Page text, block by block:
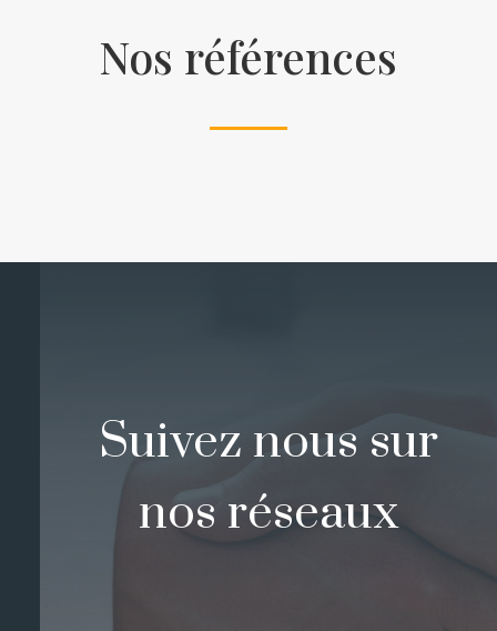
Nos références
Suivez nous sur
nos réseaux